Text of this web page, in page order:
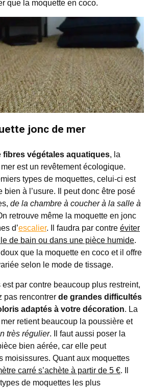
que la moquette en coco.
jonc de mer
fibres végétales aquatiques, la
est un revêtement écologique.
types de moquettes, celui-ci est
bien à l’usure. Il peut donc être posé
de la chambre à coucher à la salle à
retrouve même la moquette en jonc
d’escalier. Il faudra par contre éviter
de bain ou dans une pièce humide.
que la moquette en coco et il offre
selon le mode de tissage.
par contre beaucoup plus restreint,
pas rencontrer de grandes difficultés
adaptés à votre décoration. La
retient beaucoup la poussière et
très régulier. Il faut aussi poser la
bien aérée, car elle peut
moisissures. Quant aux moquettes
carré s’achète à partir de 5 €. Il
de moquettes les plus